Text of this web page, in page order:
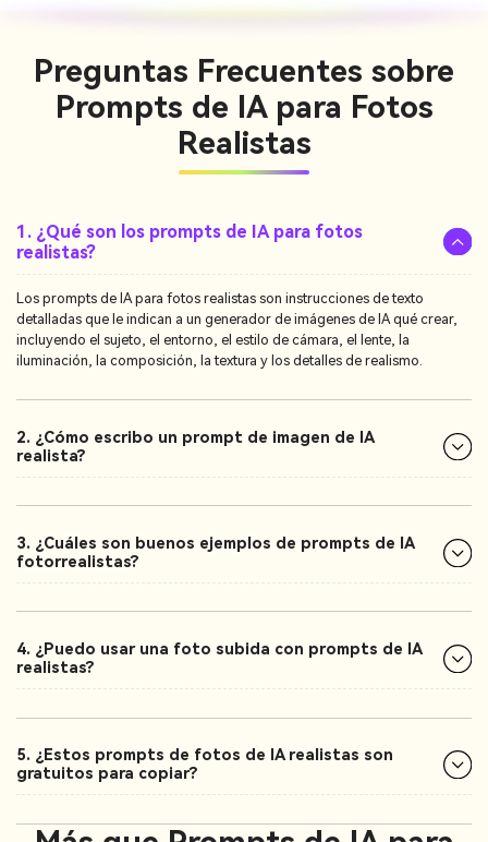
Preguntas Frecuentes sobre
Prompts de IA para Fotos
Realistas
1. ¿Qué son los prompts de IA para fotos
realistas?
Los prompts de IA para fotos realistas son instrucciones de texto
detalladas que le indican a un generador de imágenes de IA qué crear,
incluyendo el sujeto, el entorno, el estilo de cámara, el lente, la
iluminación, la composición, la textura y los detalles de realismo.
2. ¿Cómo escribo un prompt de imagen de IA
realista?
3. ¿Cuáles son buenos ejemplos de prompts de IA
fotorrealistas?
4. ¿Puedo usar una foto subida con prompts de IA
realistas?
5. ¿Estos prompts de fotos de IA realistas son
gratuitos para copiar?